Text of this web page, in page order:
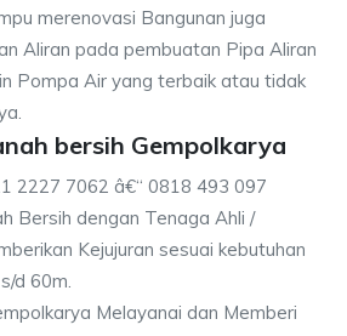
merenovasi Bangunan juga
Aliran pada pembuatan Pipa Aliran
Pompa Air yang terbaik atau tidak
bersih Gempolkarya
2227 7062 â€“ 0818 493 097
Bersih dengan Tenaga Ahli /
Kejujuran sesuai kebutuhan
d 60m.
Melayanai dan Memberi